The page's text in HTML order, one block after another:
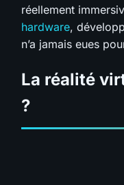
réellement
hardware,
n’a jamais eues
La réalité
?